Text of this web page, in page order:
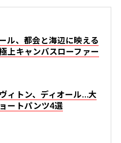
ル、都会と海辺に映える
上キャンバスローファー
ィトン、ディオール…大
ートパンツ4選